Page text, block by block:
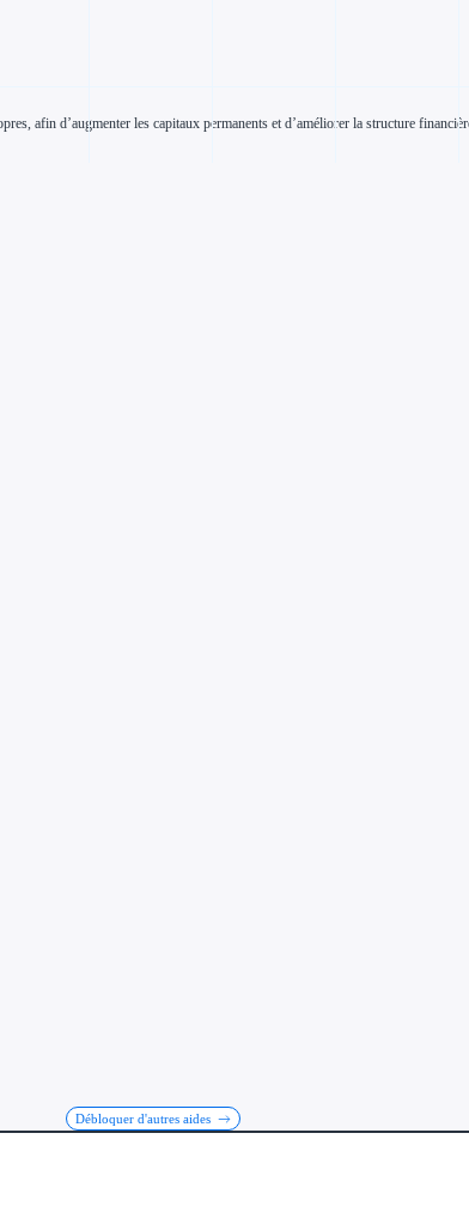
afin d’augmenter les capitaux permanents et d’améliorer la structure
Débloquer d'autres aides